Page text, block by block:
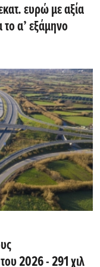
ευρώ με αξία
α’ εξάμηνο
2026 - 291 χιλ